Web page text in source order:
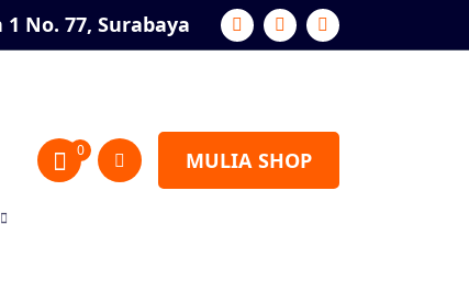
1 No. 77, Surabaya
0 MULIA SHOP